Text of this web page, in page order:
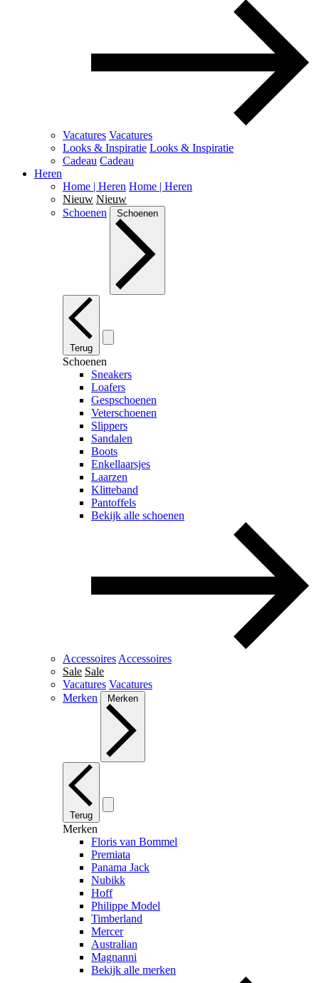
Vacatures Vacatures
Looks & Inspiratie Looks & Inspiratie
Cadeau Cadeau
Heren
Home | Heren Home | Heren
Nieuw Nieuw
Schoenen
Schoenen
Terug
Schoenen
Sneakers
Loafers
Gespschoenen
Veterschoenen
Slippers
Sandalen
Boots
Enkellaarsjes
Laarzen
Klitteband
Pantoffels
Bekijk alle schoenen
Accessoires Accessoires
Sale Sale
Vacatures Vacatures
Merken
Merken
Terug
Merken
Floris van Bommel
Premiata
Panama Jack
Nubikk
Hoff
Philippe Model
Timberland
Mercer
Australian
Magnanni
Bekijk alle merken